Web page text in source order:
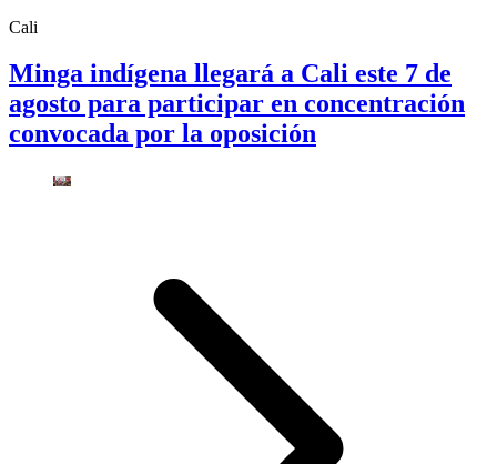
Cali
Minga indígena llegará a Cali este 7 de
agosto para participar en concentración
convocada por la oposición